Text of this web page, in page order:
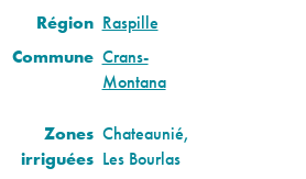
Région Raspille
Commune Crans-
Montana
Zones
irriguées
Chateaunié,
Les Bourlas